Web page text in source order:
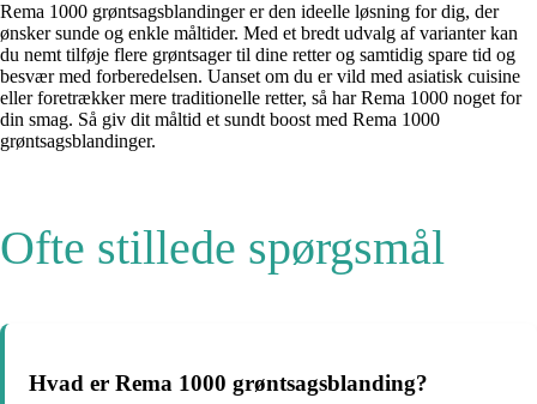
Rema 1000 grøntsagsblandinger er den ideelle løsning for dig, der
ønsker sunde og enkle måltider. Med et bredt udvalg af varianter kan
du nemt tilføje flere grøntsager til dine retter og samtidig spare tid og
besvær med forberedelsen. Uanset om du er vild med asiatisk cuisine
eller foretrækker mere traditionelle retter, så har Rema 1000 noget for
din smag. Så giv dit måltid et sundt boost med Rema 1000
grøntsagsblandinger.
Ofte stillede spørgsmål
Hvad er Rema 1000 grøntsagsblanding?